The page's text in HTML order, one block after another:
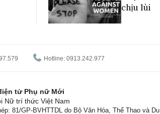
chịu lùi
Hotline: 0913.242.977
tử Phụ nữ Mới
Nữ trí thức Việt Nam
81/GP-BVHTTDL do Bộ Văn Hóa, Thể Thao và